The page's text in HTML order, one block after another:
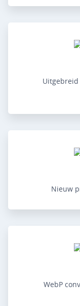
Nieuw
WebP